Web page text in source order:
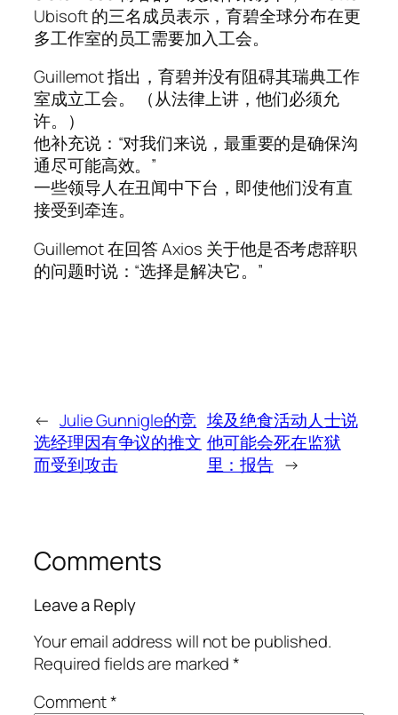
Ubisoft 的三名成员表示，育碧全球分布在更
多工作室的员工需要加入工会。
Guillemot 指出，育碧并没有阻碍其瑞典工作
室成立工会。 （从法律上讲，他们必须允
许。）
他补充说：“对我们来说，最重要的是确保沟
通尽可能高效。”
一些领导人在丑闻中下台，即使他们没有直
接受到牵连。
Guillemot 在回答 Axios 关于他是否考虑辞职
的问题时说：“选择是解决它。”
← Julie Gunnigle的竞
选经理因有争议的推文
而受到攻击
埃及绝食活动人士说
他可能会死在监狱
里：报告 →
Comments
Leave a Reply
Your email address will not be published.
Required fields are marked*
Comment*